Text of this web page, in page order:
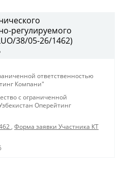
регулируемого
38/05-26/1462)
ответственностью
Компани"
с ограниченной
Оперейтинг
, Форма заявки Участника КТ